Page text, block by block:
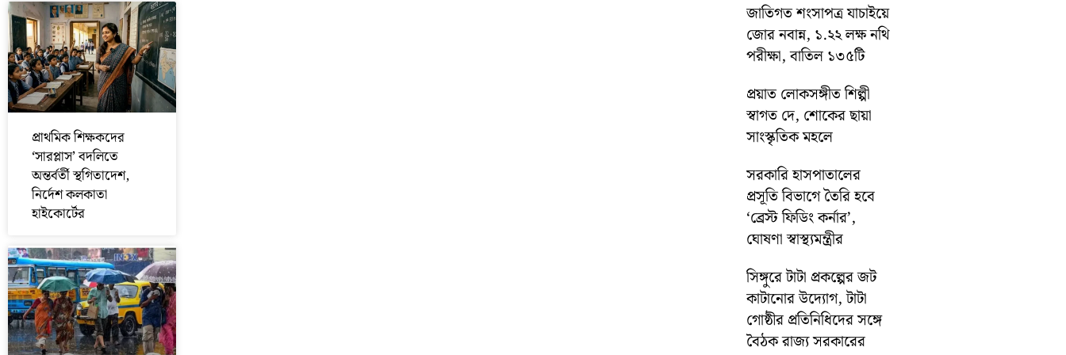
প্রাথমিক শিক্ষকদের
‘সারপ্লাস’ বদলিতে
অন্তর্বর্তী স্থগিতাদেশ,
নির্দেশ কলকাতা
হাইকোর্টের
জাতিগত শংসাপত্র যাচাইয়ে
জোর নবান্ন, ১.২২ লক্ষ নথি
পরীক্ষা, বাতিল ১৩৫টি
প্রয়াত লোকসঙ্গীত শিল্পী
স্বাগত দে, শোকের ছায়া
সাংস্কৃতিক মহলে
সরকারি হাসপাতালের
প্রসূতি বিভাগে তৈরি হবে
‘ব্রেস্ট ফিডিং কর্নার’,
ঘোষণা স্বাস্থ্যমন্ত্রীর
সিঙ্গুরে টাটা প্রকল্পের জট
কাটানোর উদ্যোগ, টাটা
গোষ্ঠীর প্রতিনিধিদের সঙ্গে
বৈঠক রাজ্য সরকারের